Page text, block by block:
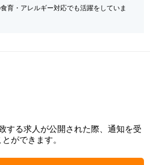
育・アレルギー対応でも活躍をしていま
する求人が公開された際、通知を受
ができます。